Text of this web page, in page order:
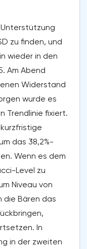
zu finden, und
wieder in den
Am Abend
Widerstand
wurde es
Trendlinie fixiert.
das 38,2%-
Wenn es dem
Level zu
Niveau von
die Bären das
In
in der zweiten